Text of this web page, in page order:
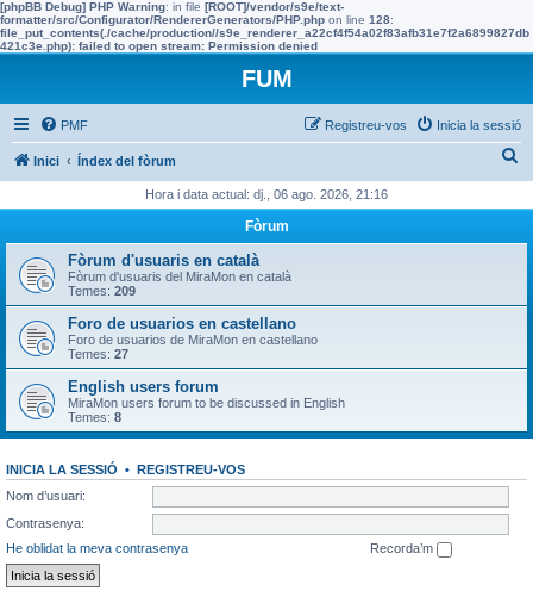
[phpBB Debug] PHP Warning: in file [ROOT]/vendor/s9e/text-
formatter/src/Configurator/RendererGenerators/PHP.php on line 128:
file_put_contents(./cache/production//s9e_renderer_a22cf4f54a02f83afb31e7f2a6899827db
421c3e.php): failed to open stream: Permission denied
FUM
PMF Inicia la sessió
Registreu-vos
Inici Índex del fòrum
c
Hora i data actual: dj., 06 ago. 2026, 21:16
Fòrum
Fòrum d'usuaris en català
Fòrum d'usuaris del MiraMon en català
Temes: 209
Foro de usuarios en castellano
Foro de usuarios de MiraMon en castellano
Temes: 27
English users forum
MiraMon users forum to be discussed in English
Temes: 8
INICIA LA SESSIÓ • REGISTREU-VOS
Nom d’usuari:
Contrasenya:
He oblidat la meva contrasenya
Recorda’m